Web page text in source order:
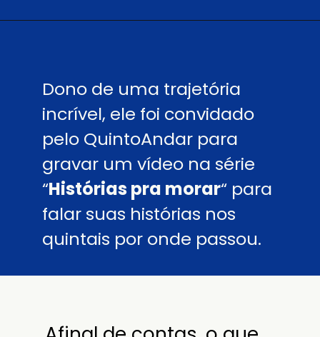
Dono de uma trajetória
incrível, ele foi convidado
pelo QuintoAndar para
gravar um vídeo na série
“Histórias pra morar“ para
falar suas histórias nos
quintais por onde passou.